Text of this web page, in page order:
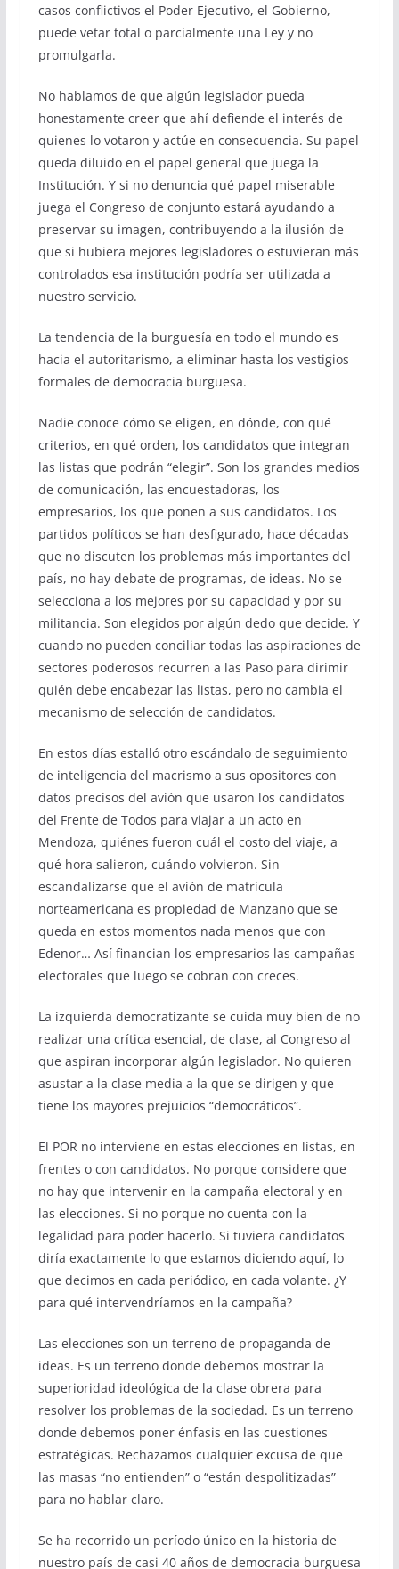
casos conflictivos el Poder Ejecutivo, el Gobierno,
puede vetar total o parcialmente una Ley y no
promulgarla.
No hablamos de que algún legislador pueda
honestamente creer que ahí defiende el interés de
quienes lo votaron y actúe en consecuencia. Su papel
queda diluido en el papel general que juega la
Institución. Y si no denuncia qué papel miserable
juega el Congreso de conjunto estará ayudando a
preservar su imagen, contribuyendo a la ilusión de
que si hubiera mejores legisladores o estuvieran más
controlados esa institución podría ser utilizada a
nuestro servicio.
La tendencia de la burguesía en todo el mundo es
hacia el autoritarismo, a eliminar hasta los vestigios
formales de democracia burguesa.
Nadie conoce cómo se eligen, en dónde, con qué
criterios, en qué orden, los candidatos que integran
las listas que podrán “elegir”. Son los grandes medios
de comunicación, las encuestadoras, los
empresarios, los que ponen a sus candidatos. Los
partidos políticos se han desfigurado, hace décadas
que no discuten los problemas más importantes del
país, no hay debate de programas, de ideas. No se
selecciona a los mejores por su capacidad y por su
militancia. Son elegidos por algún dedo que decide. Y
cuando no pueden conciliar todas las aspiraciones de
sectores poderosos recurren a las Paso para dirimir
quién debe encabezar las listas, pero no cambia el
mecanismo de selección de candidatos.
En estos días estalló otro escándalo de seguimiento
de inteligencia del macrismo a sus opositores con
datos precisos del avión que usaron los candidatos
del Frente de Todos para viajar a un acto en
Mendoza, quiénes fueron cuál el costo del viaje, a
qué hora salieron, cuándo volvieron. Sin
escandalizarse que el avión de matrícula
norteamericana es propiedad de Manzano que se
queda en estos momentos nada menos que con
Edenor… Así financian los empresarios las campañas
electorales que luego se cobran con creces.
La izquierda democratizante se cuida muy bien de no
realizar una crítica esencial, de clase, al Congreso al
que aspiran incorporar algún legislador. No quieren
asustar a la clase media a la que se dirigen y que
tiene los mayores prejuicios “democráticos”.
El POR no interviene en estas elecciones en listas, en
frentes o con candidatos. No porque considere que
no hay que intervenir en la campaña electoral y en
las elecciones. Si no porque no cuenta con la
legalidad para poder hacerlo. Si tuviera candidatos
diría exactamente lo que estamos diciendo aquí, lo
que decimos en cada periódico, en cada volante. ¿Y
para qué intervendríamos en la campaña?
Las elecciones son un terreno de propaganda de
ideas. Es un terreno donde debemos mostrar la
superioridad ideológica de la clase obrera para
resolver los problemas de la sociedad. Es un terreno
donde debemos poner énfasis en las cuestiones
estratégicas. Rechazamos cualquier excusa de que
las masas “no entienden” o “están despolitizadas”
para no hablar claro.
Se ha recorrido un período único en la historia de
nuestro país de casi 40 años de democracia burguesa